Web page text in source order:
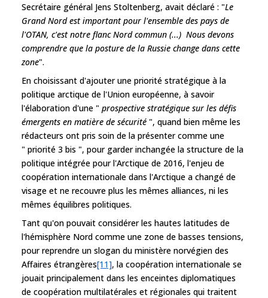
Secrétaire général Jens Stoltenberg, avait déclaré : "Le
Grand Nord est important pour l'ensemble des pays de
l'OTAN, c'est notre flanc Nord commun (...) Nous devons
comprendre que la posture de la Russie change dans cette
zone".
En choisissant d'ajouter une priorité stratégique à la
politique arctique de l'Union européenne, à savoir
l'élaboration d'une " prospective stratégique sur les défis
émergents en matière de sécurité ", quand bien même les
rédacteurs ont pris soin de la présenter comme une
" priorité 3 bis ", pour garder inchangée la structure de la
politique intégrée pour l'Arctique de 2016, l'enjeu de
coopération internationale dans l'Arctique a changé de
visage et ne recouvre plus les mêmes alliances, ni les
mêmes équilibres politiques.
Tant qu'on pouvait considérer les hautes latitudes de
l'hémisphère Nord comme une zone de basses tensions,
pour reprendre un slogan du ministère norvégien des
Affaires étrangères[11], la coopération internationale se
jouait principalement dans les enceintes diplomatiques
de coopération multilatérales et régionales qui traitent